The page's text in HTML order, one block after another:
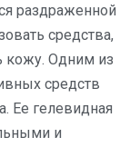
раздраженной
средства,
кожу. Одним из
средств
Ее гелевидная
и